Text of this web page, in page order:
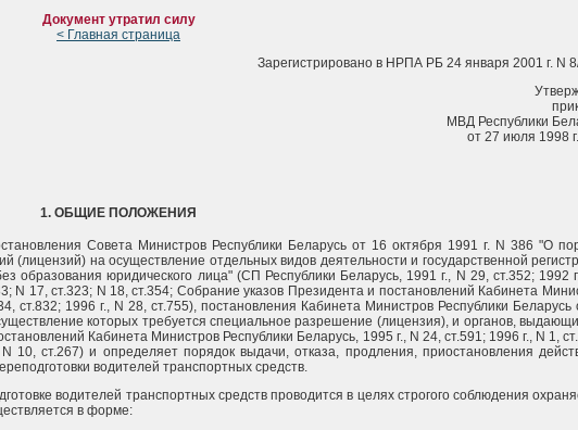
Документ утратил силу
< Главная страница
Зарегистрировано в НРПА РБ 24 января 2001 г. N
МВД Республики
от 27 июля 1998
1. ОБЩИЕ ПОЛОЖЕНИЯ
Совета Министров Республики Беларусь от 16 октября 1991 г. N 386 "О
(лицензий) на осуществление отдельных видов деятельности и государственной
образования юридического лица" (СП Республики Беларусь, 1991 г., N 29, ст.352; 1992
N 17, ст.323; N 18, ст.354; Собрание указов Президента и постановлений Кабинета
ст.832; 1996 г., N 28, ст.755), постановления Кабинета Министров Республики Беларусь
которых требуется специальное разрешение (лицензия), и органов,
Кабинета Министров Республики Беларусь, 1995 г., N 24, ст.591; 1996 г., N 1,
10, ст.267) и определяет порядок выдачи, отказа, продления, приостановления
водителей транспортных средств.
водителей транспортных средств проводится в целях строгого соблюдения
в форме: